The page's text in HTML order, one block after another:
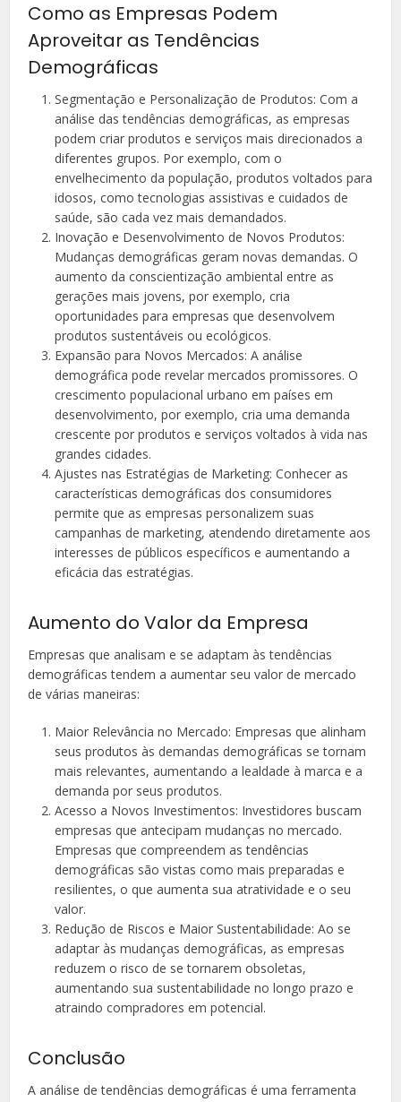
Como as Empresas Podem
Aproveitar as Tendências
Demográficas
Segmentação e Personalização de Produtos: Com a
análise das tendências demográficas, as empresas
podem criar produtos e serviços mais direcionados a
diferentes grupos. Por exemplo, com o
envelhecimento da população, produtos voltados para
idosos, como tecnologias assistivas e cuidados de
saúde, são cada vez mais demandados.
Inovação e Desenvolvimento de Novos Produtos:
Mudanças demográficas geram novas demandas. O
aumento da conscientização ambiental entre as
gerações mais jovens, por exemplo, cria
oportunidades para empresas que desenvolvem
produtos sustentáveis ou ecológicos.
Expansão para Novos Mercados: A análise
demográfica pode revelar mercados promissores. O
crescimento populacional urbano em países em
desenvolvimento, por exemplo, cria uma demanda
crescente por produtos e serviços voltados à vida nas
grandes cidades.
Ajustes nas Estratégias de Marketing: Conhecer as
características demográficas dos consumidores
permite que as empresas personalizem suas
campanhas de marketing, atendendo diretamente aos
interesses de públicos específicos e aumentando a
eficácia das estratégias.
Aumento do Valor da Empresa
Empresas que analisam e se adaptam às tendências
demográficas tendem a aumentar seu valor de mercado
de várias maneiras:
Maior Relevância no Mercado: Empresas que alinham
seus produtos às demandas demográficas se tornam
mais relevantes, aumentando a lealdade à marca e a
demanda por seus produtos.
Acesso a Novos Investimentos: Investidores buscam
empresas que antecipam mudanças no mercado.
Empresas que compreendem as tendências
demográficas são vistas como mais preparadas e
resilientes, o que aumenta sua atratividade e o seu
valor.
Redução de Riscos e Maior Sustentabilidade: Ao se
adaptar às mudanças demográficas, as empresas
reduzem o risco de se tornarem obsoletas,
aumentando sua sustentabilidade no longo prazo e
atraindo compradores em potencial.
Conclusão
A análise de tendências demográficas é uma ferramenta